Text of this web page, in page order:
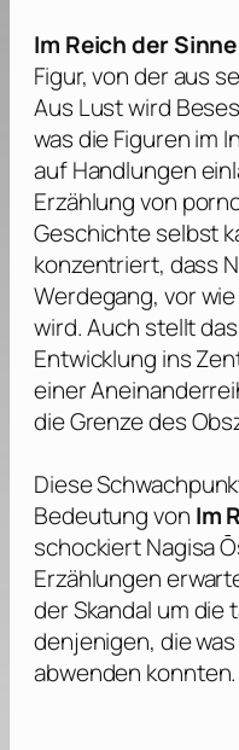
Im Reich der Sinne
Figur, von der aus
Aus Lust wird
was die Figuren im
auf Handlungen
Erzählung von
Geschichte selbst
konzentriert, dass
Werdegang, vor
wird. Auch stellt
Entwicklung ins
einer
die Grenze des
Diese
Bedeutung von Im
schockiertNagisa
Erzählungen
der Skandal um die
denjenigen, die
abwenden konnten.